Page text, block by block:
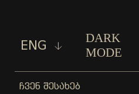
ENG
DARK
MODE
ᲩᲕᲔᲜ ᲨᲔᲡᲐᲮᲔᲑ